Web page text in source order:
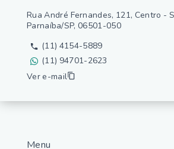
Menu
Rua André Fernandes, 121, Centro -
Parnaíba/SP, 06501-050
(11) 4154-5889
(11) 94701-2623
Ver e-mail